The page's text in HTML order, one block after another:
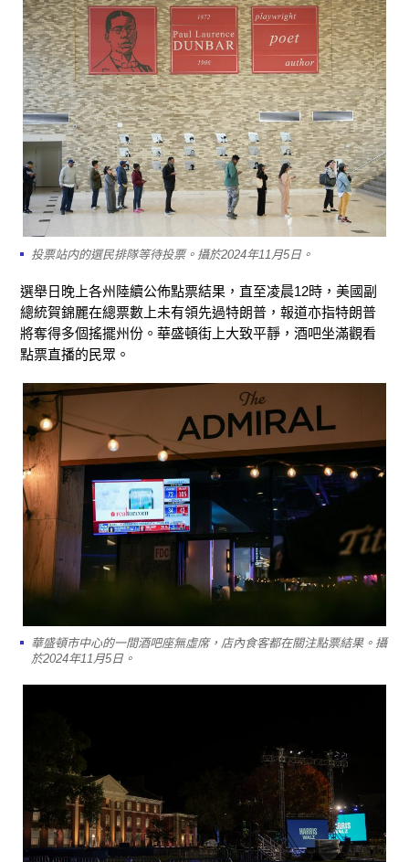
投票站内的選民排隊等待投票。攝於2024年11月5日。
選舉日晚上各州陸續公佈點票結果，直至凌晨12時，美國副
總統賀錦麗在總票數上未有領先過特朗普，報道亦指特朗普
將奪得多個搖擺州份。華盛頓街上大致平靜，酒吧坐滿觀看
點票直播的民眾。
華盛頓市中心的一間酒吧座無虛席，店內食客都在關注點票結果。攝
於2024年11月5日。